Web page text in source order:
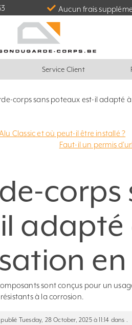
Aucun frais
Service Client
corps sans poteaux est-il adapté
Classic et où peut-il être installé ?
Faut-il un permis
corps
adapté
sont conçus pour un
à la corrosion.
Tuesday, 28 October, 2025 à 11:14 dans .